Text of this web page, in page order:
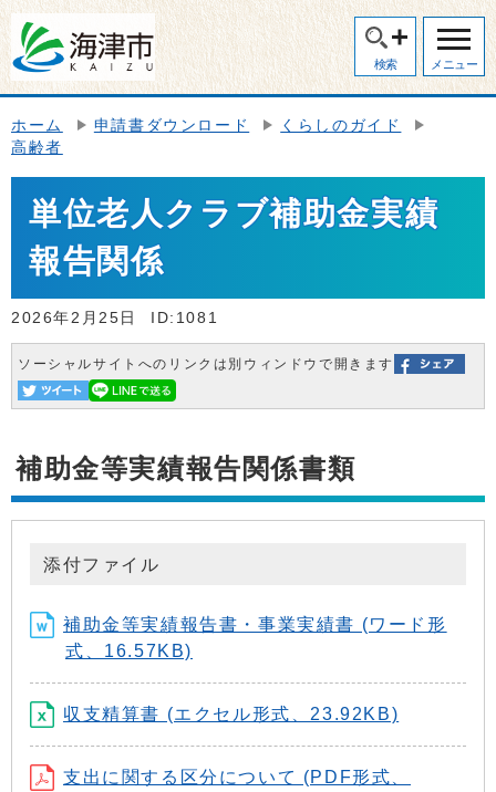
検索 メニュー
ホーム 申請書ダウンロード
くらしのガイド
高齢者
単位老人クラブ補助金実績
報告関係
2026年2月25日 ID:1081
ソーシャルサイトへのリンクは別ウィンドウで開きます
補助金等実績報告関係書類
添付ファイル
補助金等実績報告書・事業実績書 (ワード形
式、16.57KB)
収支精算書 (エクセル形式、23.92KB)
支出に関する区分について (PDF形式、